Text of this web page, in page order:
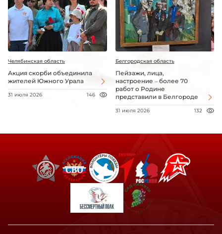
Челябинская область
Акция скорби объединила
жителей Южного Урала
31 июля 2026 146
Белгородская область
Пейзажи, лица,
настроение – более 70
работ о Родине
представили в Белгороде
31 июля 2026 132